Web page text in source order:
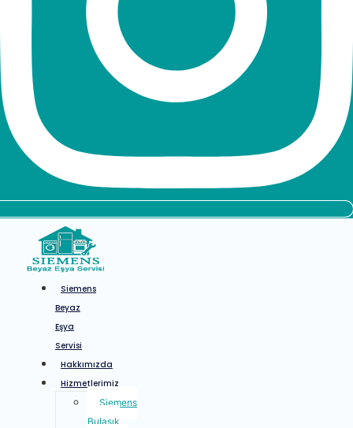
Siemens
Beyaz
Eşya
Servisi
Hakkımızda
Hizmetlerimiz
Siemens
Bulaşık